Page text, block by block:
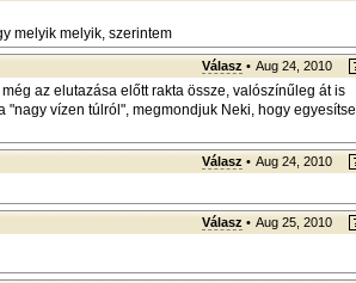
melyik melyik, szerintem
Válasz • Aug 24, 2010
az elutazása előtt rakta össze, valószínűleg át is
"nagy vízen túlról", megmondjuk Neki, hogy egyesítse
Válasz • Aug 24, 2010
Válasz • Aug 25, 2010